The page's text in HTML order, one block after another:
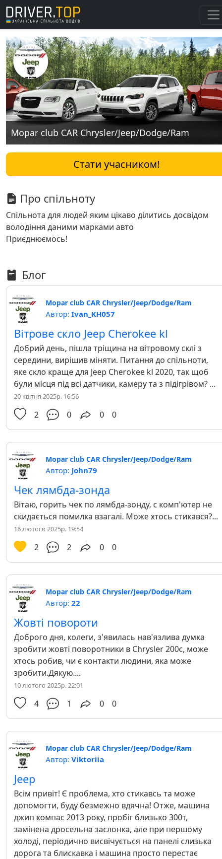
Mopar club CAR Chrysler/Jeep/Dodge/Ram
Стати учасником!
Про спільноту
Спільнота для людей яким цікаво ділитись досвідом
володіння даними марками авто
Приєднюємось!
Блог
Mopar club CAR Chrysler/Jeep/Dodge/Ram
Автор: Ivan_KH057
Вітрове скло Jeep Cherokee kl
Добрий день, пішла тріщина на вітровому склі з
середини, вирішив міняти. Питання до спільноти,
яке скло краще для Jeep Cherokee kl 2020, так щоб
були місця під всі датчики, камеру та з підігрівом? ...
20 квітня 2025р. 16:56
2 0 0 0
Mopar club CAR Chrysler/Jeep/Dodge/Ram
Автор: John79
Чек лямбда-зонда
Вітаю, горить чек по лямбда-зонду, с комп'ютер не
скидається помилка взагалі. Може хтось стикався?...
16 лютого 2025р. 19:54
2 2 0 0
Mopar club CAR Chrysler/Jeep/Dodge/Ram
Автор: 22
Жовті повороти
Доброго дня, колеги, з'явилась нав'язлива думка
зробити жовті поворотники в Chrysler 200c, може
хтось робив, чи є контакти людини, яка може
зробити.Дякую....
10 лютого 2025р. 22:01
4 1 0 0
Mopar club CAR Chrysler/Jeep/Dodge/Ram
Автор: Viktoriia
Jeep
Всім привіт! Є проблема, хто стикавсь та може
допомогти, буду безмежно вдячна! Отже, машина
джип компас 2013 року, пробіг близько 300т,
замінена дросельна заслонка, але при першому
холоді, періодично висвічується на панелі слизька
дорога та блискавка і машина просто перестає